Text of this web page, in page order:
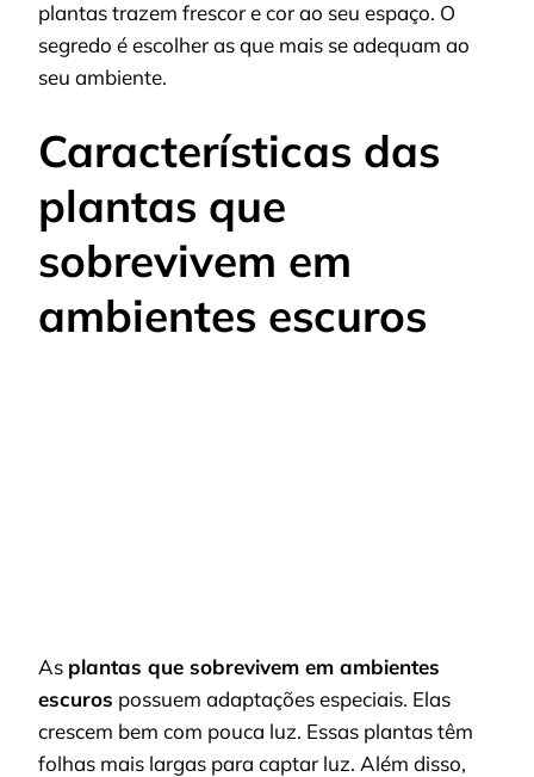
plantas trazem frescor e cor ao seu espaço. O
segredo é escolher as que mais se adequam ao
seu ambiente.
Características das
plantas que
sobrevivem em
ambientes escuros
As plantas que sobrevivem em ambientes
escuros possuem adaptações especiais. Elas
crescem bem com pouca luz. Essas plantas têm
folhas mais largas para captar luz. Além disso,